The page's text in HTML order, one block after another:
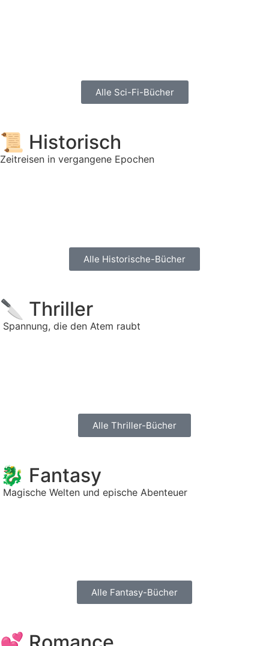
Alle Sci-Fi-Bücher
📜 Historisch
Zeitreisen in vergangene Epochen
Alle Historische-Bücher
🔪 Thriller
Spannung, die den Atem raubt
Alle Thriller-Bücher
🐉 Fantasy
Magische Welten und epische Abenteuer
Alle Fantasy-Bücher